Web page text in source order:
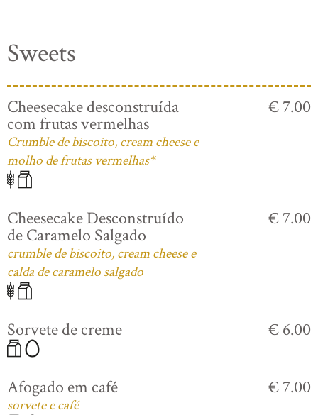
Sweets
Cheesecake desconstruída
com frutas vermelhas
Crumble de biscoito, cream cheese e
molho de frutas vermelhas*
€ 7.00
Cheesecake Desconstruído
de Caramelo Salgado
crumble de biscoito, cream cheese e
calda de caramelo salgado
€ 7.00
Sorvete de creme € 6.00
Afogado em café
sorvete e café
€ 7.00